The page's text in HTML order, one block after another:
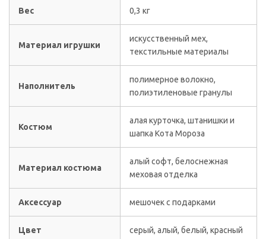
Вес 0,3 кг
Материал игрушки
искусственный мех,
текстильные материалы
Наполнитель
полимерное волокно,
полиэтиленовые гранулы
Костюм
алая курточка, штанишки и
шапка Кота Мороза
Материал костюма
алый софт, белоснежная
меховая отделка
Аксессуар мешочек с подарками
Цвет серый, алый, белый, красный